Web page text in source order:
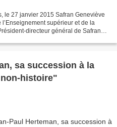
le 27 janvier 2015 Safran Geneviève
l’Enseignement supérieur et de la
directeur général de Safran
sa succession à la
histoire"